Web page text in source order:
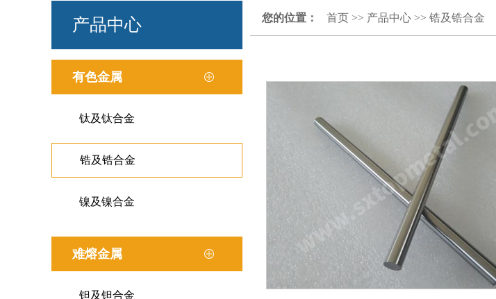
产品中心
有色金属
钛及钛合金
锆及锆合金
镍及镍合金
难熔金属
钽及钽合金
您的位置： 首页>> 产品中心>> 锆及锆合金